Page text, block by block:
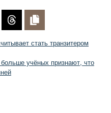
стать транзитером
учёных признают, что